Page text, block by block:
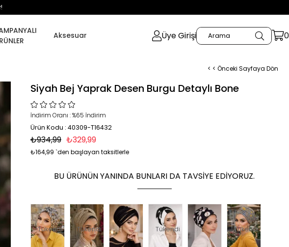
Aksesuar Üye Girişi 0
< < Önceki Sayfaya Dön
Siyah Bej Yaprak Desen Burgu Detaylı Bone
İndirim Oranı :%65 İndirim
Ürün Kodu : 40309-T16432
₺934,99 ₺329,99
₺164,99 `den başlayan taksitlerle
BU ÜRÜNÜN YANINDA BUNLARI DA TAVSIYE EDIYORUZ.
Tükendi Tükendi Tükendi Tükendi